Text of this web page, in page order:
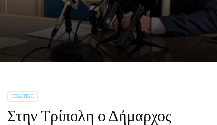
ΠΟΛΙΤΙΚΉ
Στην Τρίπολη ο Δήμαρχος